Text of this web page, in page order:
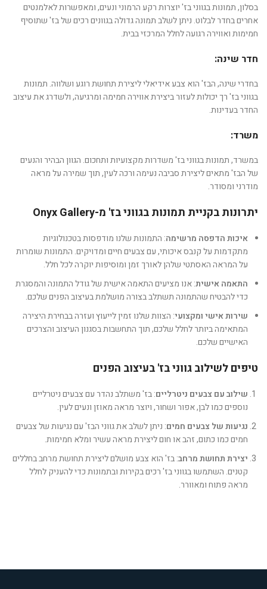
בסלון, תמונות בגווני בז' יוצרות רקע הרמוני ונעים, ומאפשרות לאלמנטים
אחרים בחדר לבלוט. ניתן לשלב תמונה גדולה בגוונים רכים של בז' שתוסיף
חמימות ואווירה רגועה לחלל המרכזי בבית.
חדר שינה:
בחדרי שינה, הבז' הוא צבע אידיאלי ליצירת תחושת רוגע ושלווה. תמונות
בגווני בז' רך יכולות לעזור ביצירת אווירה חמימה ומרגיעה, ולשדרג את עיצוב
החדר בעדינות.
משרד:
במשרד, תמונות בגווני בז' משדרות מקצועיות ותחכום. הגוון הבהיר והנעים
של הבז' מתאים ליצירת סביבה נעימה ורכה לעין, תוך שמירה על מראה
מודרני ומסודר.
יתרונות בקניית תמונות בגווני בז' מ-Onyx Gallery
איכות הדפסה מרשימה: התמונות שלנו מודפסות בטכנולוגיות
מתקדמות על קנבס איכותי, עם צבעים חיים ומדויקים. התמונות שומרות
על המראה האסתטי שלהן לאורך זמן ומוסיפות יוקרה לכל חלל.
התאמה אישית: אנו מציעים התאמה אישית של גודל התמונה והמסגרת
כדי להבטיח שהתמונה תשתלב בצורה מושלמת בעיצוב הפנים שלכם.
שירות אישי ומקצועי: הצוות שלנו זמין לייעוץ ועזרה בבחירת היצירה
המתאימה ביותר לחלל שלכם, תוך התחשבות בסגנון העיצוב והצרכים
האישיים שלכם.
טיפים לשילוב גווני בז' בעיצוב הפנים
שילוב עם צבעים ניטרליים: בז' משתלב נהדר עם צבעים ניטרליים
נוספים כמו לבן, אפור ושחור, ויוצר מראה מאוזן ונעים לעין.
נגיעות של צבעים חמים: ניתן לשלב את גווני הבז' עם נגיעות של צבעים
חמים כמו כתום, זהב או חום ליצירת מראה עשיר ומלא חמימות.
יצירת תחושת מרחב: בז' הוא צבע מושלם ליצירת תחושת מרחב בחללים
קטנים. השתמשו בגווני בז' רכים בקירות ובתמונות כדי להעניק לחלל
מראה פתוח ומאוורר.